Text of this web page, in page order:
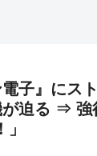
子』にス
迫る ⇒ 強